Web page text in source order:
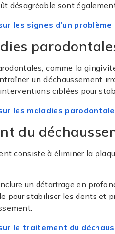
désagréable sont
les signes d’un
comme la
un déchaussement
ciblées pour
les maladies
du
consiste à éliminer la
un détartrage en
pour stabiliser les dents et
le traitement du